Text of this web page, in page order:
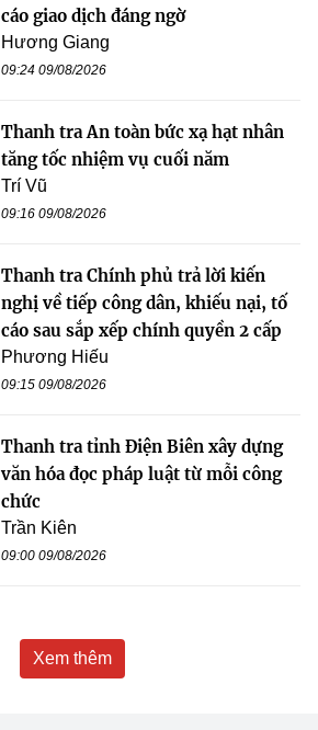
cáo giao dịch đáng ngờ
Hương Giang
09:24 09/08/2026
Thanh tra An toàn bức xạ hạt nhân
tăng tốc nhiệm vụ cuối năm
Trí Vũ
09:16 09/08/2026
Thanh tra Chính phủ trả lời kiến
nghị về tiếp công dân, khiếu nại, tố
cáo sau sắp xếp chính quyền 2 cấp
Phương Hiếu
09:15 09/08/2026
Thanh tra tỉnh Điện Biên xây dựng
văn hóa đọc pháp luật từ mỗi công
chức
Trần Kiên
09:00 09/08/2026
Xem thêm